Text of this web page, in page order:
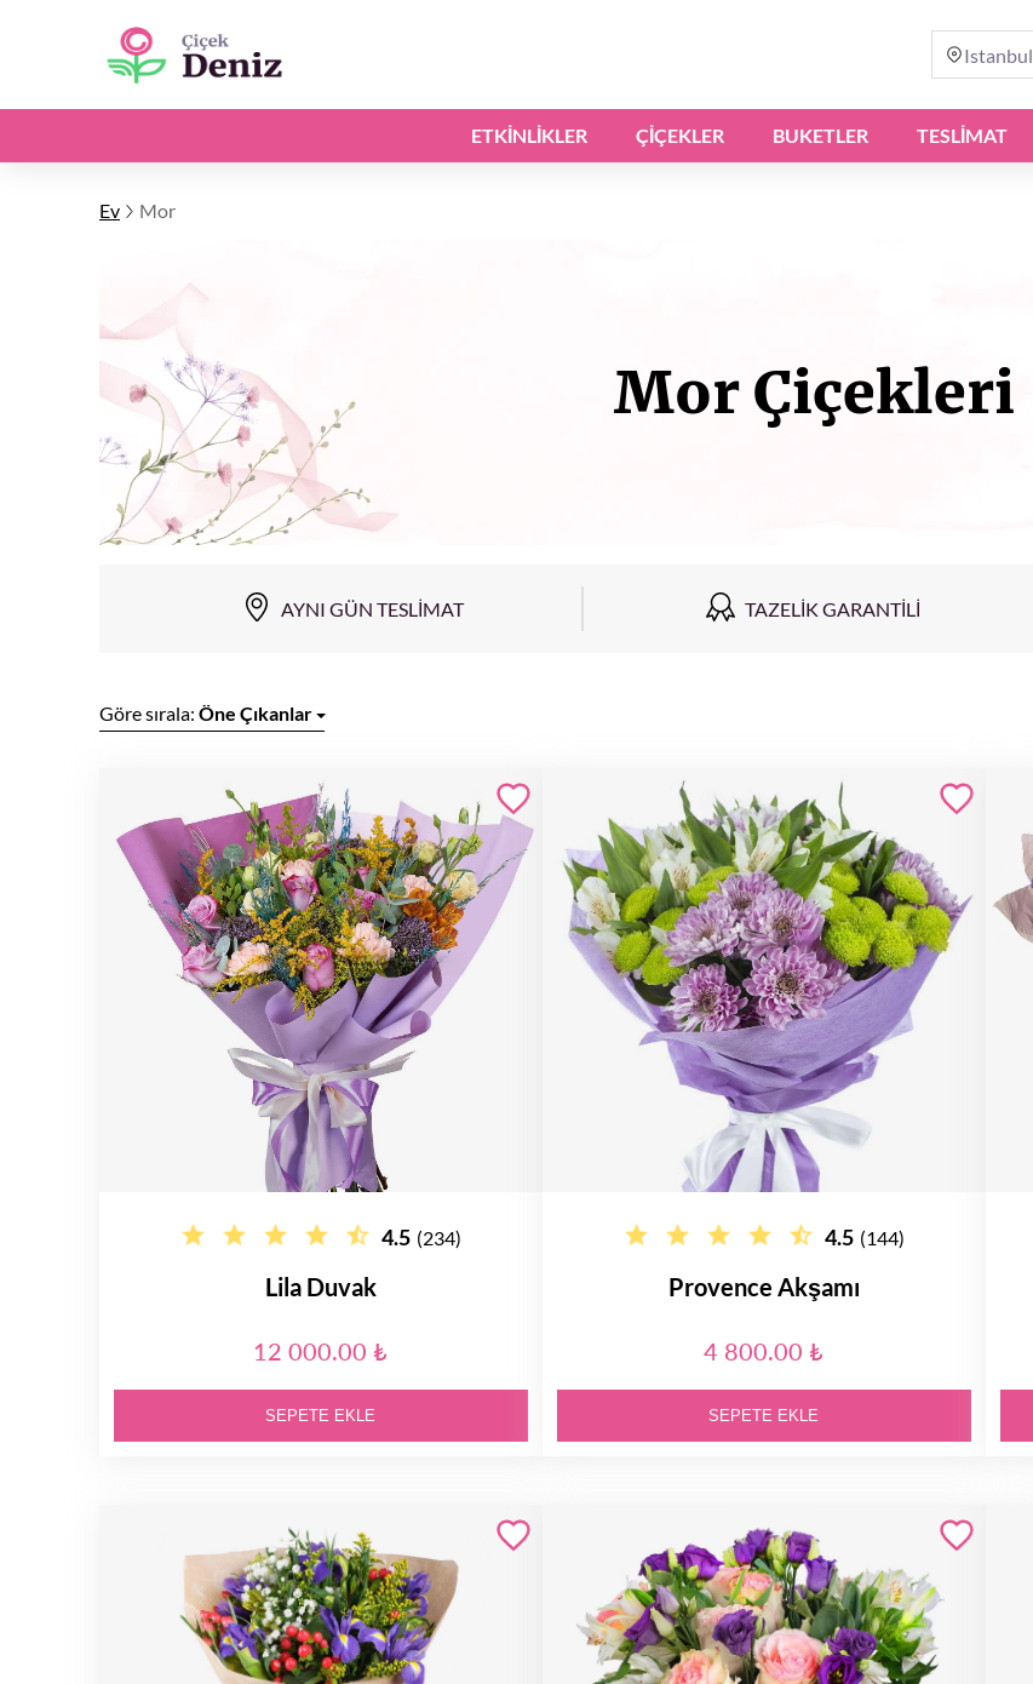
Istanbul
ETKINLIKLER ÇIÇEKLER BUKETLER TESLİMAT
Ev Mor
Mor Çiçekleri
AYNI GÜN TESLIMAT TAZELIK GARANTILI
Göre sırala: Öne Çıkanlar
4.5 (234)
Lila Duvak
12 000.00 ₺
SEPETE EKLE
4.5 (144)
Provence Akşamı
4 800.00 ₺
SEPETE EKLE